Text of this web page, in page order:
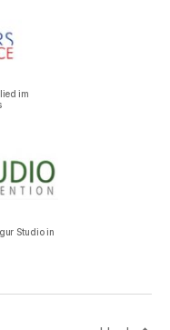
im
Studio in